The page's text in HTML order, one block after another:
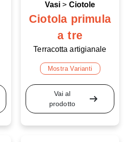
Vasi > Ciotole
Ciotola primula
a tre
Terracotta artigianale
Mostra Varianti
Vai al
prodotto
arrow_right_alt